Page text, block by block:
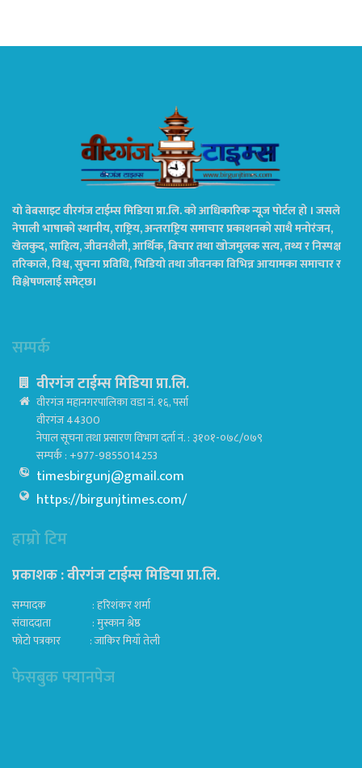
यो वेबसाइट वीरगंज टाईम्स मिडिया प्रा.लि. को आधिकारिक न्यूज पोर्टल हो । जसले
नेपाली भाषाको स्थानीय, राष्ट्रिय, अन्तराष्ट्रिय समाचार प्रकाशनको साथै मनोरंजन,
खेलकुद, साहित्य, जीवनशैली, आर्थिक, बिचार तथा खोजमुलक सत्य, तथ्य र निस्पक्ष
तरिकाले, विश्व, सुचना प्रविधि, भिडियो तथा जीवनका विभिन्न आयामका समाचार र
विश्लेषणलाई समेट्छ।
सम्पर्क
वीरगंज टाईम्स मिडिया प्रा.लि.
वीरगंज महानगरपालिका वडा नं. १६, पर्सा
वीरगंज 44300
नेपाल सूचना तथा प्रसारण विभाग दर्ता नं. : ३१०१-०७८/०७९
सम्पर्क : +977-9855014253
timesbirgunj@gmail.com
https://birgunjtimes.com/
हाम्रो टिम
प्रकाशक : वीरगंज टाईम्स मिडिया प्रा‍.लि.
सम्पादक : हरिशंकर शर्मा
संवाददाता : मुस्कान श्रेष्ठ
फोटो पत्रकार : जाकिर मियाँ तेली
फेसबुक फ्यानपेज